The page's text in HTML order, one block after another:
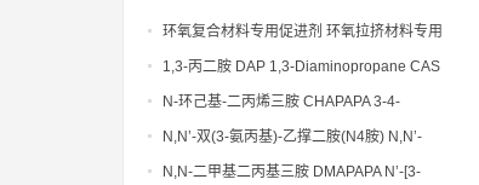
环氧复合材料专用促进剂 环氧拉挤材料专用
促进剂 NT EP 120
1,3-丙二胺 DAP 1,3-Diaminopropane CAS
No 109-76-2
N-环己基-二丙烯三胺 CHAPAPA 3-4-
Methoxypropylamine CAS No:5332-73-0
N,N’-双(3-氨丙基)-乙撑二胺(N4胺) N,N’-
Bis(3-aminopropyl)-ethylenediamine CAS
N,N-二甲基二丙基三胺 DMAPAPA N’-[3-